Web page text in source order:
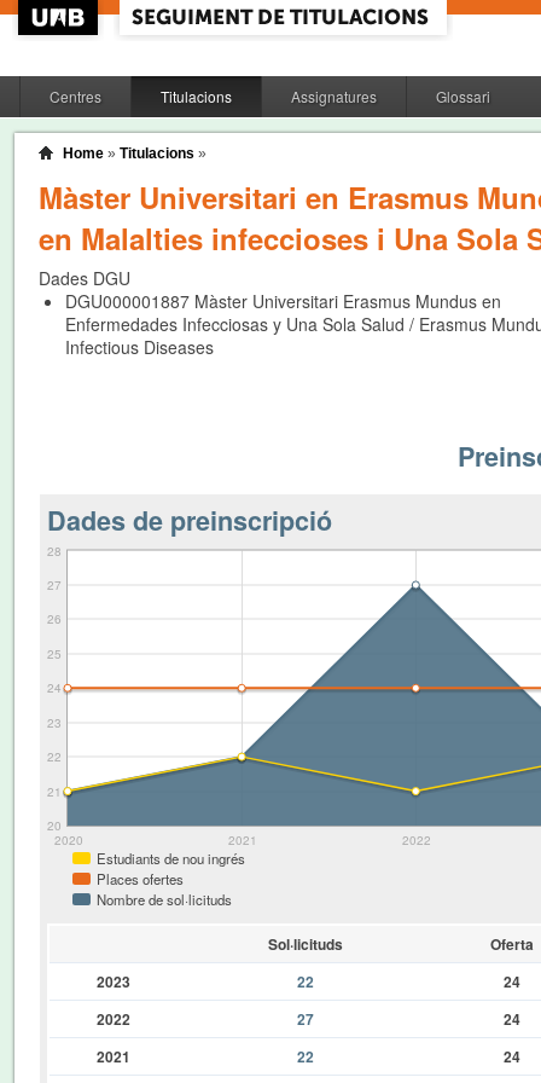
Centres Titulacions Assignatures Glossari
Home » Titulacions »
Màster Universitari en Erasmus
en Malalties infeccioses i Una Sola
Dades DGU
DGU000001887Màster Universitari Erasmus Mundus en
Enfermedades Infecciosas y Una Sola Salud / Erasmus
Infectious Diseases
Dades de preinscripció
2020 2021 2022
20
21
22
23
24
25
26
27
28
Estudiants de nou ingrés
Places ofertes
Nombre de sol·licituds
Sol·licituds
Oferta
2023
22
24
2022
27
24
2021
22
24